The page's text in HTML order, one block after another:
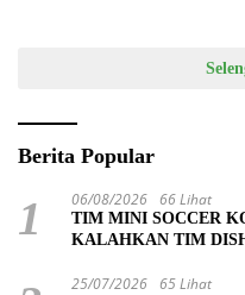
Berita Popular
1 06/08/2026 66 Lihat
TIM MINI SOCCER
KALAHKAN TIM
25/07/2026 65 Lihat